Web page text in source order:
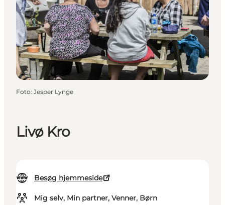
Livø Kro
Besøg hjemmeside
Mig selv, Min partner, Venner, Børn
Foto: Jesper Lynge